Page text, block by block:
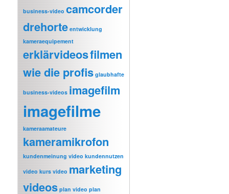
business-video camcorder
drehorte entwicklung
kameraequipement
erklärvideosfilmen
wie die profis glaubhafte
business-videos imagefilm
imagefilme
kameraamateure
kameramikrofon
kundenmeinung video kundennutzen
video kurs video marketing
videos plan video plan